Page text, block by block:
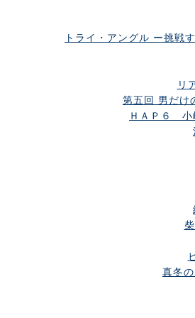
トライ・アングル ー挑戦
リ
第五回 男だけ
ＨＡＰ６ 小
真冬